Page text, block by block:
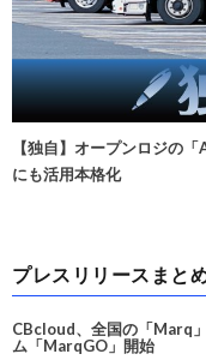
【独自】オープンロジの
にも活用本格化
プレスリリースまと
CBcloud、全国の「Marq
ム「MarqGO」開始